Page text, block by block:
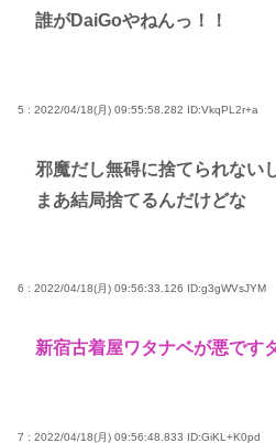
Powered by livedoor 相互RSS
誰がDaiGoやねんっ！！
5 : 2022/04/18(月) 09:55:58.282 ID:VkqPL2r+a
邪魔だし無碍に捨てられない
まあ結局捨てるんだけどな
6 : 2022/04/18(月) 09:56:33.126 ID:g3gWVsJYM
新宿古着屋ワタナベが悪です
7 : 2022/04/18(月) 09:56:48.833 ID:GiKL+K0pd